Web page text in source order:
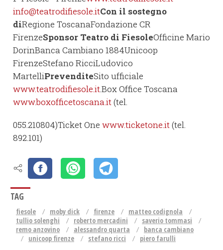
info@teatrodifiesole.itCon il sostegno
diRegione ToscanaFondazione CR
FirenzeSponsor Teatro di FiesoleOfficine Mario
DorinBanca Cambiano 1884Unicoop
FirenzeStefano RicciLudovico
MartelliPrevenditeSito ufficiale
www.teatrodifiesole.it.Box Office Toscana
www.boxofficetoscana.it(tel.
055.210804)Ticket One www.ticketone.it(tel.
892.101)
TAG
fiesole moby dick firenze
matteo codignola
tullio solenghi
roberto mercadini
saverio tommasi
remo anzovino
alessandro quarta
banca cambiano
unicoop firenze
stefano ricci piero farulli